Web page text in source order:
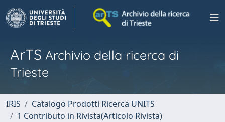
ArTS Archivio della ricerca di
Trieste
IRIS
Catalogo Prodotti Ricerca UNITS
1 Contributo in Rivista(Articolo Rivista)